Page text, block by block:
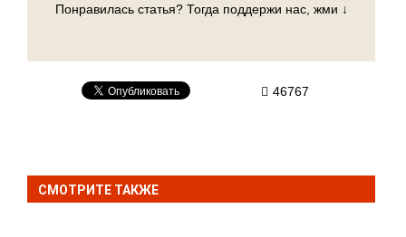
Понравилась статья? Тогда поддержи нас, жми ↓
46767
СМОТРИТЕ ТАКЖЕ